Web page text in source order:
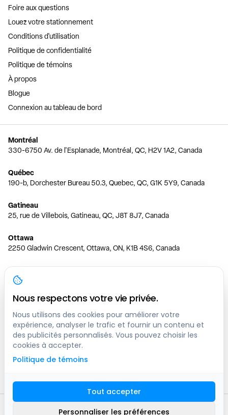
Foire aux questions
Louez votre stationnement
Conditions d'utilisation
Politique de confidentialité
Politique de témoins
À propos
Blogue
Connexion au tableau de bord
Montréal
330-6750 Av. de l'Esplanade, Montréal, QC, H2V 1A2, Canada
Québec
190-b, Dorchester Bureau 50.3, Quebec, QC, G1K 5Y9, Canada
Gatineau
25, rue de Villebois, Gatineau, QC, J8T 8J7, Canada
Ottawa
2250 Gladwin Crescent, Ottawa, ON, K1B 4S6, Canada
Toronto
150 Ferrand Dr, 6th Floor, Toronto, ON, M3C 3E5, Canada
Vancouver
1200 W 73rd Ave #1415, Vancouver, BC, V6P 6G5, Canada
Calgary
444 5 Ave SW #400 Calgary, AB, T2P 2T8, Canada
2016 -2026
Nous respectons votre vie privée.
Nous utilisons des cookies pour améliorer votre
expérience, analyser le trafic et fournir un contenu et
des publicités personnalisés. Vous pouvez choisir les
cookies à accepter.
Politique de témoins
Tout accepter
Personnaliser les préférences